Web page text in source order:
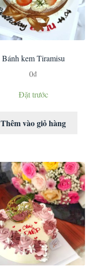
Bánh kem Tiramisu
0₫
Đặt trước
Thêm vào giỏ hàng